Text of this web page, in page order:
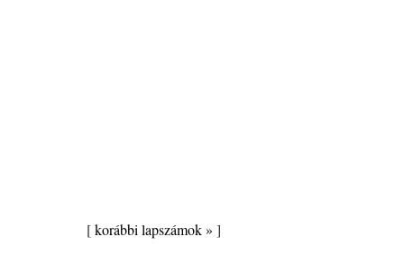
[korábbi lapszámok » ]